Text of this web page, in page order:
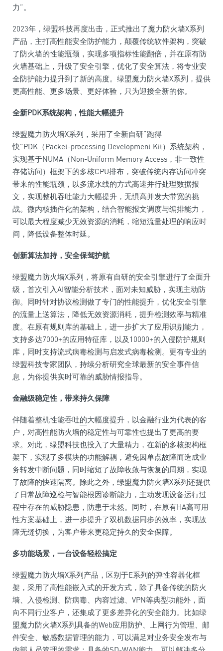
力”。
2023年，绿盟科技再度出击，正式推出了魔力防火墙X系列
产品，主打高性能安全防护能力，颠覆传统软件架构，突破
了防火墙的性能瓶颈，实现多项指标性能翻倍，并在原有防
火墙基础上，升级了安全引擎，优化了安全算法，将专业安
全防护能力提升到了新的高度。绿盟魔力防火墙X系列，提供
更高性能、更多场景、更好体验，只为迎接全新的你。
全新PDK系统架构，性能大幅提升
绿盟魔力防火墙X系列，采用了全新自研“跑得
快”PDK（Packet-processing Development Kit）系统架构，
实现基于NUMA（Non-Uniform Memory Access，非一致性
存储访问）框架下的多核CPU排布，突破传统内存访问冲突
带来的性能瓶颈，以多流水线的方式高速并行处理数据报
文，实现整机吞吐能力大幅提升，无惧高并发大带宽的挑
战。 微内核插件化的架构，结合智能报文调度与编排能力，
可以最大程度减少无效资源的消耗，缩短流量处理的响应时
间，降低设备整体时延。
创新算法加持，安全保驾护航
绿盟魔力防火墙X系列，将原有自研的安全引擎进行了全面升
级，首次引入AI智能分析技术，面对未知威胁，实现主动防
御。同时针对协议检测做了专门的性能提升，优化安全引擎
的流量上送算法，降低无效资源消耗，提升检测效率与精准
度。在原有规则库的基础上，进一步扩大了应用识别能力，
支持多达7000+的应用特征库，以及10000+的入侵防护规则
库，同时支持流式病毒检测与启发式病毒检测。更有专业的
绿盟科技专家团队，持续分析研究全球最新的安全事件信
息，为你提供实时可靠的威胁情报指导。
金融级稳定性 ，带来持久保障
伴随着整机性能吞吐的大幅度提升，以金融行业为代表的客
户，对高性能防火墙的稳定性与可靠性也提出了更高的要
求。对此，绿盟科技也投入了大量精力，在新的多核架构框
架下，实现了多模块的功能解耦，避免因单点故障而造成业
务转发中断问题，同时缩短了故障收敛与恢复的周期，实现
了故障的快速隔离。除此之外，绿盟魔力防火墙X系列还提供
了日常故障巡检与智能根因诊断能力，主动发现设备运行过
程中存在的威胁隐患，防患于未然。同时，在原有HA高可用
性方案基础上，进一步提升了双机数据同步的效率，实现故
障无缝切换，为客户带来更稳定持久的安全保障。
多功能场景，一台设备轻松搞定
绿盟魔力防火墙X系列产品，区别于E系列的弹性容器化框
架，采用了高性能嵌入式的开发方式，除了具备传统的防火
墙、入侵检测、防病毒 、内容过滤、VPN等典型功能外，面
向不同行业客户，还集成了更多差异化的安全能力。比如绿
盟魔力防火墙X系列具备的Web应用防护、上网行为管理、邮
件安全、敏感数据管理的能力，可以满足对业务安全发布与